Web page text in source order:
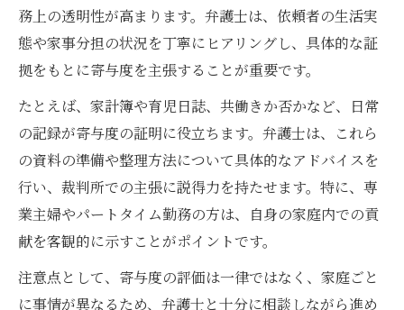
務上の透明性が高まります。弁護士は、依頼者の生活実
態や家事分担の状況を丁寧にヒアリングし、具体的な証
拠をもとに寄与度を主張することが重要です。
たとえば、家計簿や育児日誌、共働きか否かなど、日常
の記録が寄与度の証明に役立ちます。弁護士は、これら
の資料の準備や整理方法について具体的なアドバイスを
行い、裁判所での主張に説得力を持たせます。特に、専
業主婦やパートタイム勤務の方は、自身の家庭内での貢
献を客観的に示すことがポイントです。
注意点として、寄与度の評価は一律ではなく、家庭ごと
に事情が異なるため、弁護士と十分に相談しながら進め